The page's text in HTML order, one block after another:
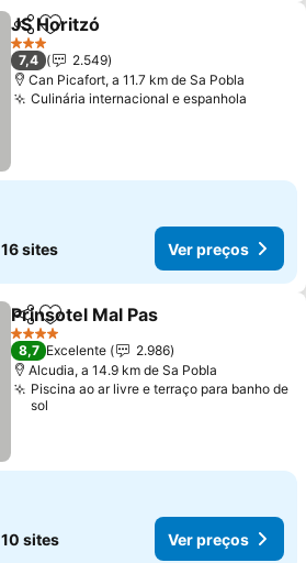
PartilharAdicionar aos favoritos
JS Horitzó
3 Estrelas
7,4
2.549
Can Picafort, a 11.7 km de Sa Pobla
Culinária internacional e espanhola
16 sites Ver preços
PartilharAdicionar aos favoritos
Prinsotel Mal Pas
4 Estrelas
8,7 Excelente
2.986
Alcudia, a 14.9 km de Sa Pobla
Piscina ao ar livre e terraço para banho de
sol
10 sites Ver preços